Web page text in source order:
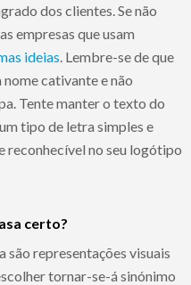
dos clientes. Se não
empresas que usam
ideias . Lembre-se de que
cativante e não
Tente manter o texto do
tipo de letra simples e
reconhecível no seu logótipo
certo?
são representações visuais
tornar-se-á sinónimo